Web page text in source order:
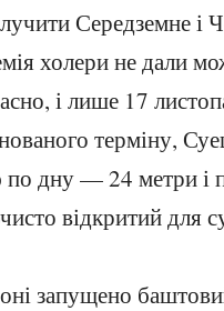
Середземне і
холери не дали
і лише 17
терміну,
дну — 24 метри і
відкритий для
запущено